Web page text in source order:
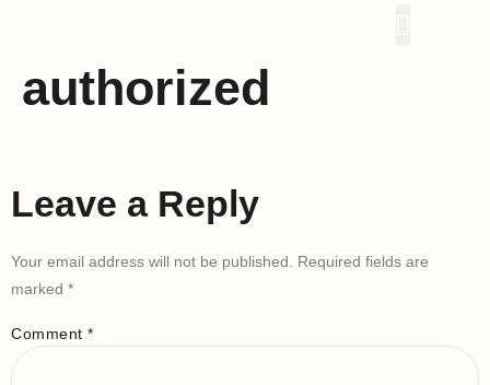
authorized
Leave a Reply
Your email address will not be published.
Required fields are
marked *
Comment *